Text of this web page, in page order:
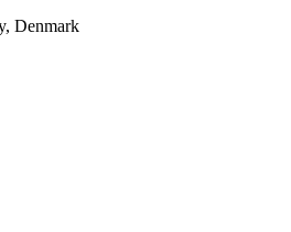
Denmark